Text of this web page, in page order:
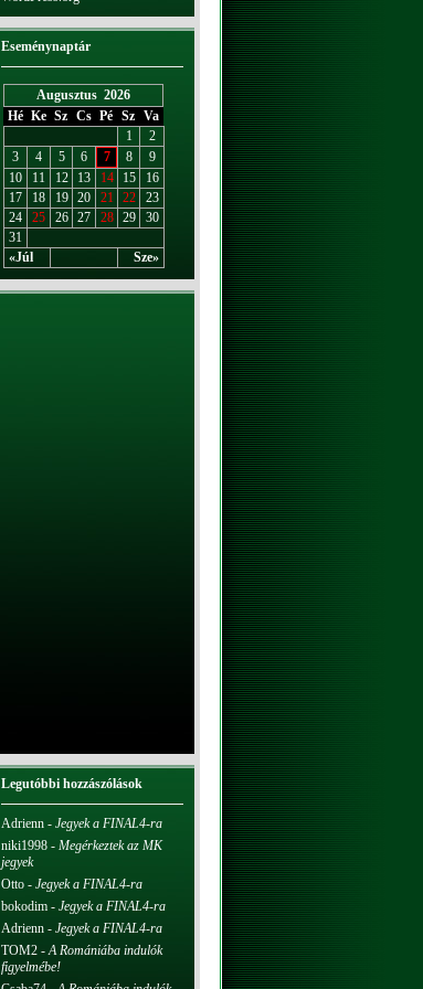
Eseménynaptár
Augusztus 2026
Hé Ke Sz Cs Pé Sz Va
«Júl Sze»
1
2
3
4 5 6 7 8
9
10
11 12 13 14 15
16
17
18 19 20 21 22
23
24
25 26 27 28 29
30
31
Legutóbbi hozzászólások
Adrienn - Jegyek a FINAL4-ra
niki1998 - Megérkeztek az MK
jegyek
Otto - Jegyek a FINAL4-ra
bokodim - Jegyek a FINAL4-ra
Adrienn - Jegyek a FINAL4-ra
TOM2 -A Romániába indulók
figyelmébe!